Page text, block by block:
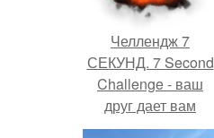
Челлендж 7
СЕКУНД. 7 Second
Challenge - ваш
друг дает вам
задание, вы